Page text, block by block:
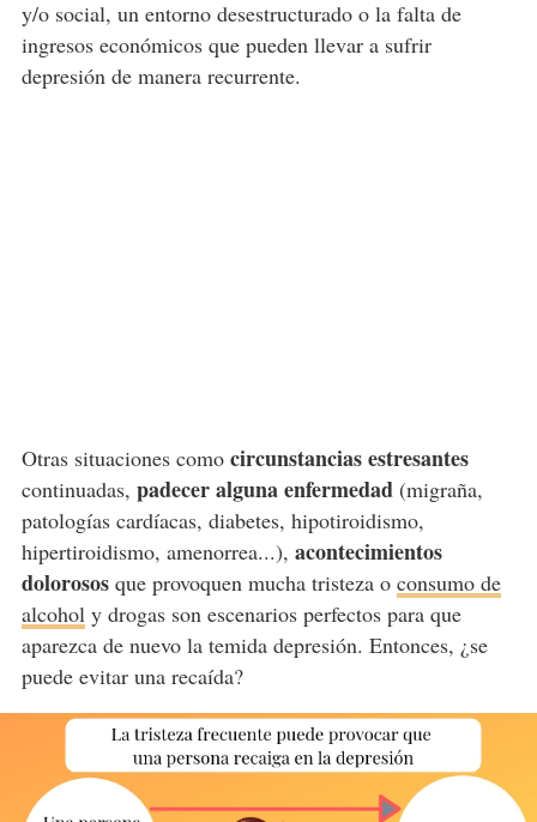
y/o social, un entorno desestructurado o la falta de
ingresos económicos que pueden llevar a sufrir
depresión de manera recurrente.
Otras situaciones como circunstancias estresantes
continuadas, padecer alguna enfermedad(migraña,
patologías cardíacas, diabetes, hipotiroidismo,
hipertiroidismo, amenorrea...), acontecimientos
dolorosos que provoquen mucha tristeza o consumo de
alcoholy drogas son escenarios perfectos para que
aparezca de nuevo la temida depresión. Entonces, ¿se
puede evitar una recaída?